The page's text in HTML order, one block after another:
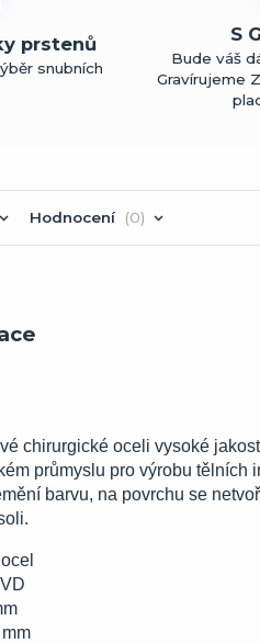
prstenů
snubních
S
Bude váš
Gravírujeme
Hodnocení 0
chirurgické oceli vysoké
průmyslu pro výrobu
barvu, na povrchu se